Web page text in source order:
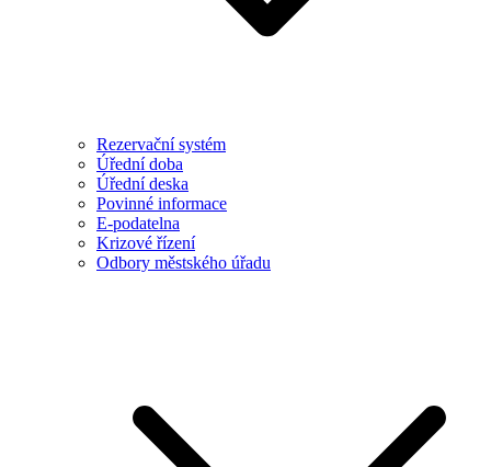
Rezervační systém
Úřední doba
Úřední deska
Povinné informace
E-podatelna
Krizové řízení
Odbory městského úřadu